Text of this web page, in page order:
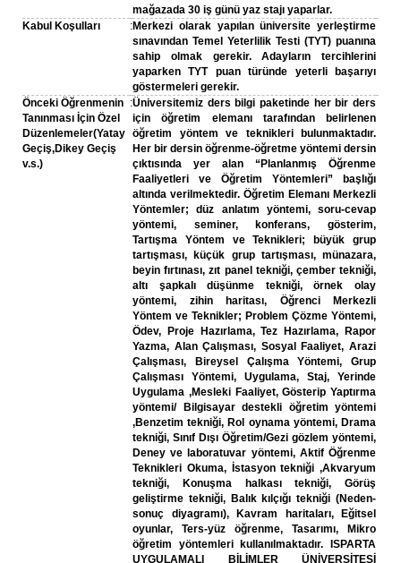
mağazada 30 iş günü yaz stajı yaparlar.
Kabul Koşulları
:Merkezi olarak yapılan üniversite yerleştirme
sınavından Temel Yeterlilik Testi (TYT) puanına
sahip olmak gerekir. Adayların tercihlerini
yaparken TYT puan türünde yeterli başarıyı
göstermeleri gerekir.
Önceki Öğrenmenin
Tanınması İçin Özel
Düzenlemeler(Yatay
Geçiş,Dikey Geçiş
v.s.)
:Üniversitemiz ders bilgi paketinde her bir ders
için öğretim elemanı tarafından belirlenen
öğretim yöntem ve teknikleri bulunmaktadır.
Her bir dersin öğrenme-öğretme yöntemi dersin
çıktısında yer alan “Planlanmış Öğrenme
Faaliyetleri ve Öğretim Yöntemleri” başlığı
altında verilmektedir. Öğretim Elemanı Merkezli
Yöntemler; düz anlatım yöntemi, soru-cevap
yöntemi, seminer, konferans, gösterim,
Tartışma Yöntem ve Teknikleri; büyük grup
tartışması, küçük grup tartışması, münazara,
beyin fırtınası, zıt panel tekniği, çember tekniği,
altı şapkalı düşünme tekniği, örnek olay
yöntemi, zihin haritası, Öğrenci Merkezli
Yöntem ve Teknikler; Problem Çözme Yöntemi,
Ödev, Proje Hazırlama, Tez Hazırlama, Rapor
Yazma, Alan Çalışması, Sosyal Faaliyet, Arazi
Çalışması, Bireysel Çalışma Yöntemi, Grup
Çalışması Yöntemi, Uygulama, Staj, Yerinde
Uygulama ,Mesleki Faaliyet, Gösterip Yaptırma
yöntemi/ Bilgisayar destekli öğretim yöntemi
,Benzetim tekniği, Rol oynama yöntemi, Drama
tekniği, Sınıf Dışı Öğretim/Gezi gözlem yöntemi,
Deney ve laboratuvar yöntemi, Aktif Öğrenme
Teknikleri Okuma, İstasyon tekniği ,Akvaryum
tekniği, Konuşma halkası tekniği, Görüş
geliştirme tekniği, Balık kılçığı tekniği (Neden-
sonuç diyagramı), Kavram haritaları, Eğitsel
oyunlar, Ters-yüz öğrenme, Tasarımı, Mikro
öğretim yöntemleri kullanılmaktadır. ISPARTA
UYGULAMALI BİLİMLER ÜNİVERSİTESİ